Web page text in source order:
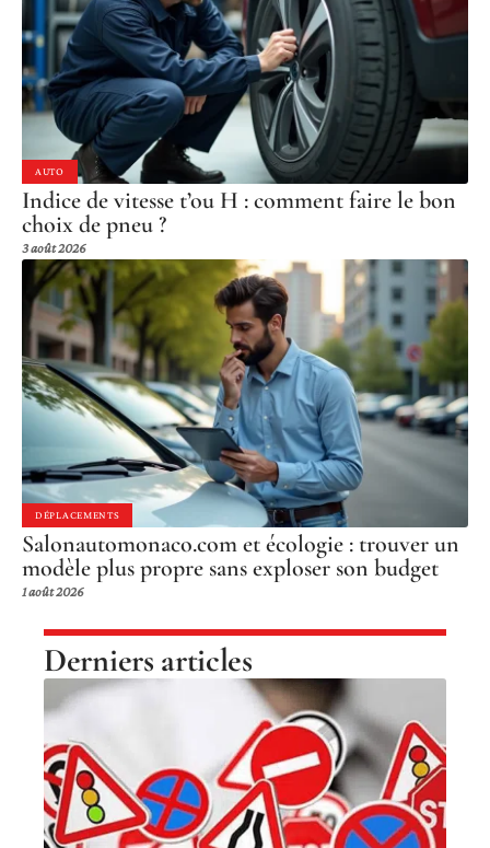
AUTO
Indice de vitesse t’ou H : comment faire le bon
choix de pneu ?
3 août 2026
DÉPLACEMENTS
Salonautomonaco.com et écologie : trouver un
modèle plus propre sans exploser son budget
1 août 2026
Derniers articles